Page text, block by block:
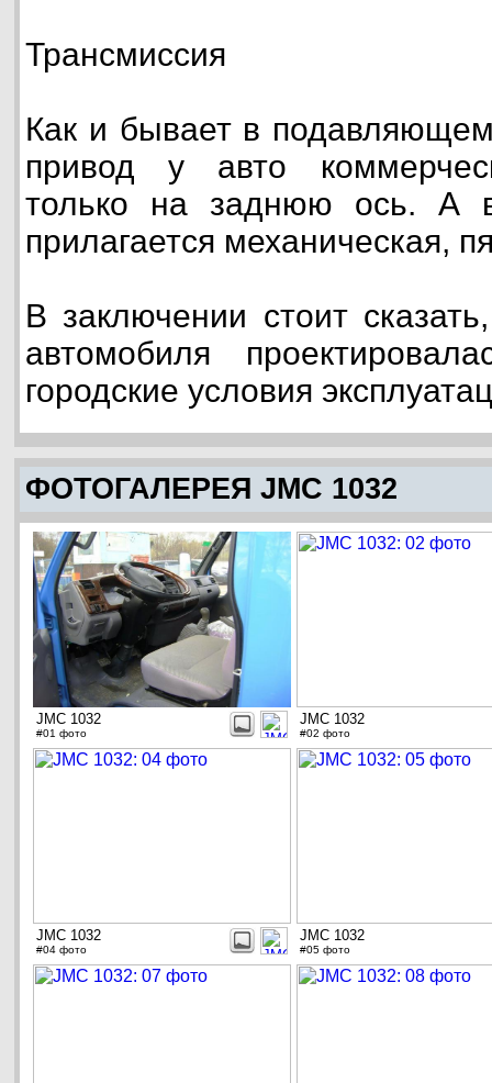
Трансмиссия
Как и бывает в
привод у авто
только на заднюю ось. А
прилагается механическая,
В заключении стоит
автомобиля
городские условия
ФОТОГАЛЕРЕЯ JMC 1032
JMC 1032
#01 фото
JMC 1032
#02 фото
JMC 1032
#04 фото
JMC 1032
#05 фото